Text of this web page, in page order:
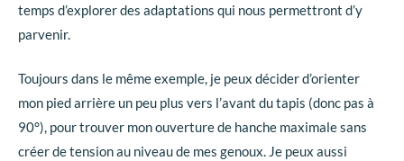
temps d’explorer des adaptations qui nous permettront d’y
parvenir.
Toujours dans le même exemple, je peux décider d’orienter
mon pied arrière un peu plus vers l’avant du tapis (donc pas à
90°), pour trouver mon ouverture de hanche maximale sans
créer de tension au niveau de mes genoux. Je peux aussi